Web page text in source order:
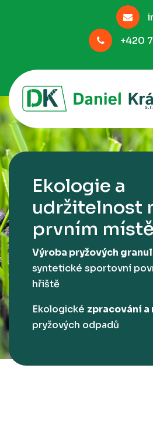
+420
Ekologie a
udržitelnost
prvním místě
Výroba pryžových
syntetické sportovní
hřiště
Ekologické zpracování
pryžových odpadů